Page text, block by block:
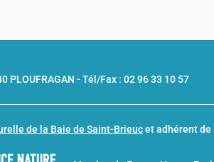
PLOUFRAGAN -Tél/Fax : 02 96 33 10 57
de la Baie de Saint-Brieucet adhérent de